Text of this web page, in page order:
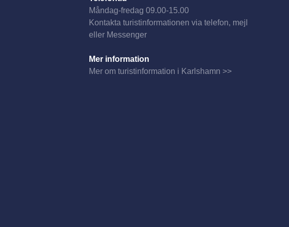
Måndag-fredag 09.00-15.00
Kontakta turistinformationen via telefon, mejl
eller Messenger
Mer information
Mer om turistinformation i Karlshamn >>